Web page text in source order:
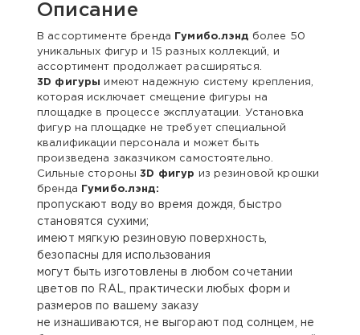
Описание
В ассортименте бренда Гумибо.лэнд более 50
уникальных фигур и 15 разных коллекций, и
ассортимент продолжает расширяться.
3D фигуры имеют надежную систему крепления,
которая исключает смещение фигуры на
площадке в процессе эксплуатации. Установка
фигур на площадке не требует специальной
квалификации персонала и может быть
произведена заказчиком самостоятельно.
Сильные стороны3D фигур
из резиновой крошки
бренда Гумибо.лэнд:
пропускают воду во время дождя, быстро
становятся сухими;
имеют мягкую резиновую поверхность,
безопасны для использования
могут быть изготовлены в любом сочетании
цветов по RAL, практически любых форм и
размеров по вашему заказу
не изнашиваются, не выгорают под солнцем, не